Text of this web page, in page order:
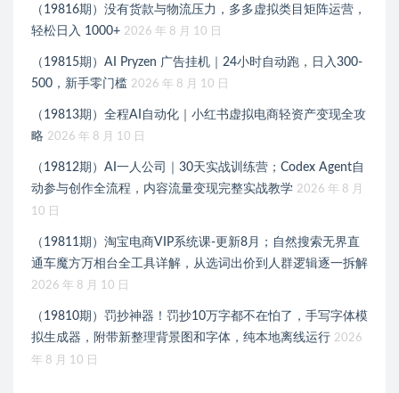
（19816期）没有货款与物流压力，多多虚拟类目矩阵运营，
轻松日入 1000+ 2026 年 8 月 10 日
（19815期）AI Pryzen 广告挂机｜24小时自动跑，日入300-
500，新手零门槛 2026 年 8 月 10 日
（19813期）全程AI自动化｜小红书虚拟电商轻资产变现全攻
略 2026 年 8 月 10 日
（19812期）AI一人公司｜30天实战训练营；Codex Agent自
动参与创作全流程，内容流量变现完整实战教学 2026 年 8 月
10 日
（19811期）淘宝电商VIP系统课-更新8月；自然搜索无界直
通车魔方万相台全工具详解，从选词出价到人群逻辑逐一拆解
2026 年 8 月 10 日
（19810期）罚抄神器！罚抄10万字都不在怕了，手写字体模
拟生成器，附带新整理背景图和字体，纯本地离线运行 2026
年 8 月 10 日